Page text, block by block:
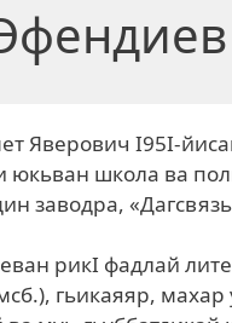
Яверович I95I-
юкьван школа ва
заводра,
рикI фадлай
гьикаяяр,